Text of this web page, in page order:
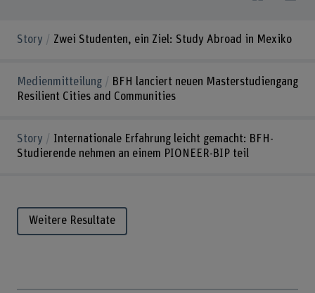
Story Zwei Studenten, ein Ziel: Study Abroad in Mexiko
Medienmitteilung
BFH lanciert neuen Masterstudiengang
Resilient Cities and Communities
Story
Internationale Erfahrung leicht gemacht: BFH-
Studierende nehmen an einem PIONEER-BIP teil
Weitere Resultate